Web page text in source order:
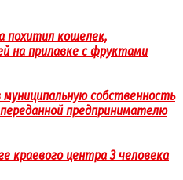
похитил кошелек,
на прилавке с фруктами
собственность
предпринимателю
краевого центра 3 человека